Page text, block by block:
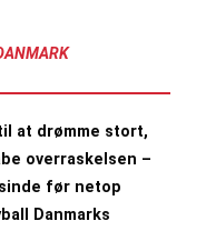
at drømme stort,
overraskelsen –
før netop
Danmarks